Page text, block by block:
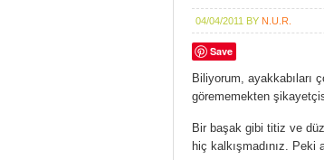
04/04/2011 BY N.U.R.
Save
Biliyorum, ayakkabıları
görememekten
Bir başak gibi titiz ve
hiç kalkışmadınız. Peki